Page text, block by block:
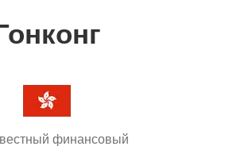
финансовый